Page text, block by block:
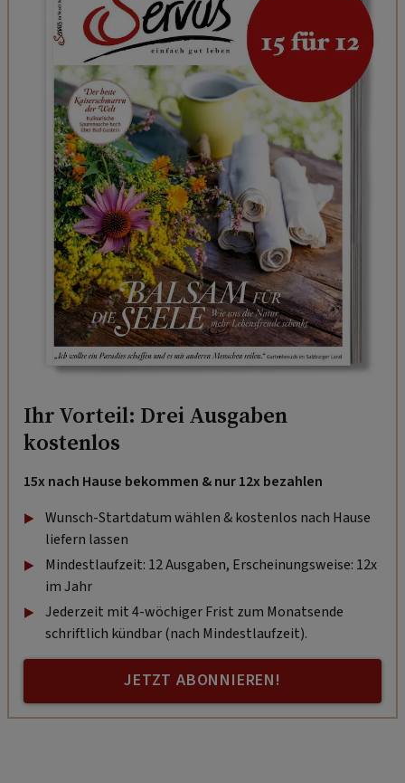
Ihr Vorteil: Drei Ausgaben
kostenlos
15x nach Hause bekommen & nur 12x bezahlen
Wunsch-Startdatum wählen & kostenlos nach Hause
liefern lassen
Mindestlaufzeit: 12 Ausgaben, Erscheinungsweise: 12x
im Jahr
Jederzeit mit 4-wöchiger Frist zum Monatsende
schriftlich kündbar (nach Mindestlaufzeit).
JETZT ABONNIEREN!